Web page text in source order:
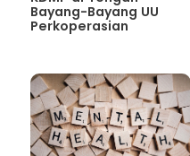
Bayang-Bayang UU
Perkoperasian